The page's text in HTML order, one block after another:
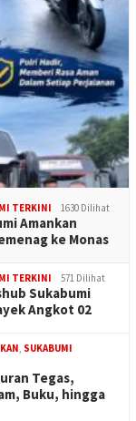
TERKINI 1630 Dilihat
Amankan
ke Monas
TERKINI 571 Dilihat
Sukabumi
Angkot 02
, SUKABUMI
Tegas,
Buku, hingga